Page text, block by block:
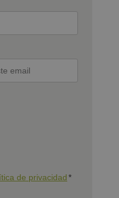
de privacidad*